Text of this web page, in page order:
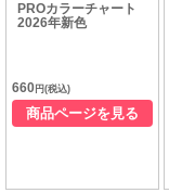
PROカラーチャート
2026年新色
660 円(税込)
商品ページを見る